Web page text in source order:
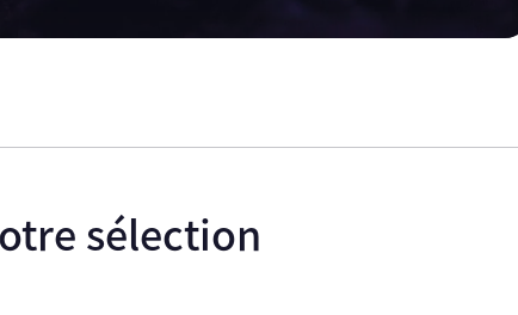
sélection